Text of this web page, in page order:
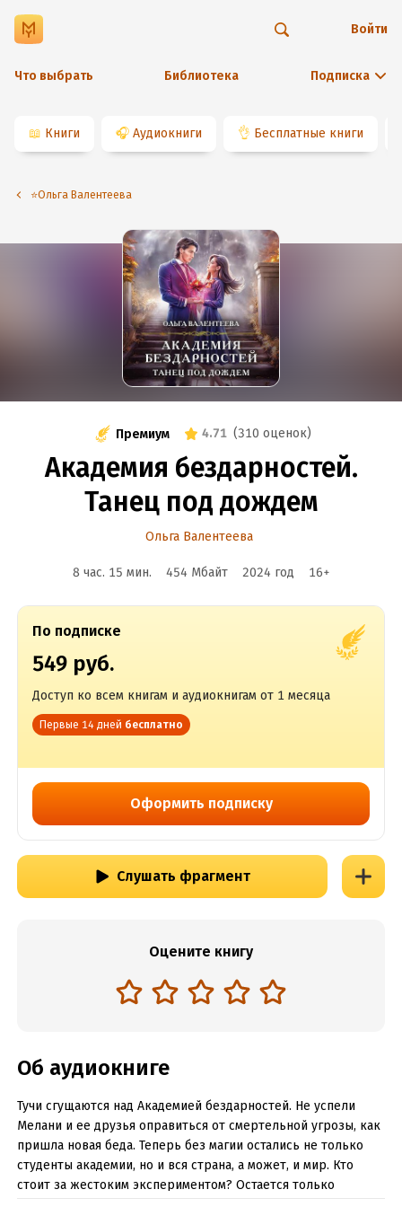
Что выбрать Библиотека Подписка
Войти
📖 Книги 🎧 Аудиокниги 👌 Бесплатные книги
⭐️Ольга Валентеева
Премиум 4.71 (310 оценок)
Академия бездарностей.
Танец под дождем
Ольга Валентеева
8 час. 15 мин. 454 Мбайт 2024 год 16+
По подписке
549 руб.
Доступ ко всем книгам и аудиокнигам от 1 месяца
Первые 14 дней бесплатно
Оформить подписку
Слушать фрагмент
Оцените книгу
Об аудиокниге
Тучи сгущаются над Академией бездарностей. Не успели
Мелани и ее друзья оправиться от смертельной угрозы, как
пришла новая беда. Теперь без магии остались не только
студенты академии, но и вся страна, а может, и мир. Кто
стоит за жестоким экспериментом? Остается только